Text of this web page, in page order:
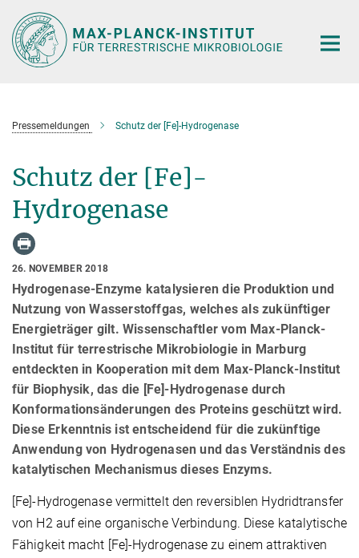
Hauptinhalt
Pressemeldungen Schutz der [Fe]-Hydrogenase
Schutz der [Fe]-
Hydrogenase
26. NOVEMBER 2018
Hydrogenase-Enzyme katalysieren die Produktion und
Nutzung von Wasserstoffgas, welches als zukünftiger
Energieträger gilt. Wissenschaftler vom Max-Planck-
Institut für terrestrische Mikrobiologie in Marburg
entdeckten in Kooperation mit dem Max-Planck-Institut
für Biophysik, das die [Fe]-Hydrogenase durch
Konformationsänderungen des Proteins geschützt wird.
Diese Erkenntnis ist entscheidend für die zukünftige
Anwendung von Hydrogenasen und das Verständnis des
katalytischen Mechanismus dieses Enzyms.
[Fe]-Hydrogenase vermittelt den reversiblen Hydridtransfer
von H2 auf eine organische Verbindung. Diese katalytische
Fähigkeit macht [Fe]-Hydrogenase zu einem attraktiven